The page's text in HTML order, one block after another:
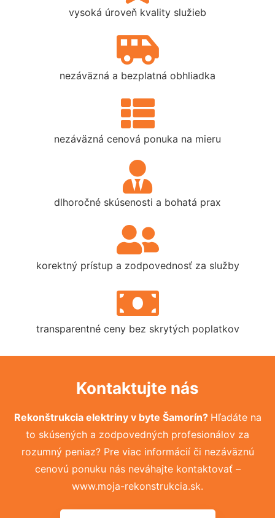
vysoká úroveň kvality služieb
nezáväzná a bezplatná obhliadka
nezáväzná cenová ponuka na mieru
dlhoročné skúsenosti a bohatá prax
korektný prístup a zodpovednosť za služby
transparentné ceny bez skrytých poplatkov
Kontaktujte nás
Rekonštrukcia elektriny v byte Šamorín? Hľadáte na
to skúsených a zodpovedných profesionálov za
rozumný peniaz? Pre viac informácií či nezáväznú
cenovú ponuku nás neváhajte kontaktovať –
www.moja-rekonstrukcia.sk.